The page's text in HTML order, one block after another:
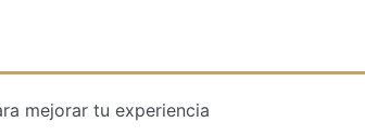
mejorar tu experiencia